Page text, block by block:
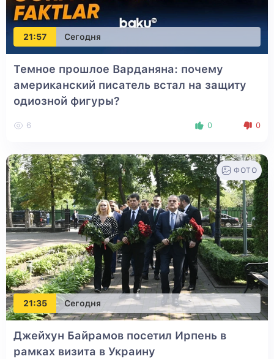
21:57 Сегодня
Темное прошлое Варданяна: почему
американский писатель встал на защиту
одиозной фигуры?
6 0 0
21:35 Сегодня
ФОТО
Джейхун Байрамов посетил Ирпень в
рамках визита в Украину